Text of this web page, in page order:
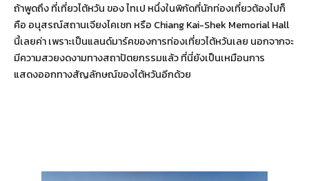
ถ้าพูดถึง ที่เที่ยวไต้หวัน ของ ไทเป หนึ่งในพิกัดที่นักท่องเที่ยวต้องไปก็
คือ อนุสรณ์สถานเจียงไคเชก หรือ Chiang Kai-Shek Memorial Hall
นี้เลยค่า เพราะเป็นแลนด์มาร์คของการท่องเที่ยวไต้หวันเลย นอกจากจะ
มีความสวยงดงามทางสถาปัตยกรรมแล้ว ที่นี่ยังเป็นเหมือนการ
แสดงออกทางสัญลักษณ์ของไต้หวันอีกด้วย